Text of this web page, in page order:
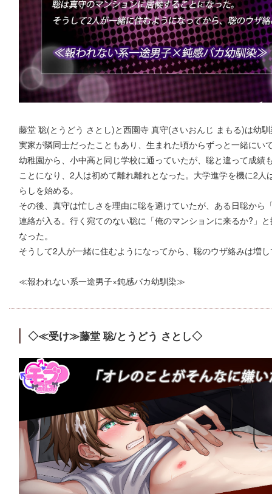
藤堂 聡(とうどう さとし)と西園寺 真守(さいおんじ まもる)は幼
実家が隣同士だったこともあり、生まれた頃からずっと一緒にい
幼稚園から、小中高と同じ学校に通っていたが、聡と違って成績
ことになり、2人は初めて離れ離れとなった。大学進学を機に2
らしを始める。
その後、真守は忙しさを理由に聡を避けていたが、ある日聡か
連絡が入る。行く宛てのない聡に「俺のマンションに来るか?」
なった。
そうして2人が一緒に住むようになってから、聡のウザ絡みは
≪報われない系一途男子×鈍感バカ幼馴染≫
◇≪受け≫藤堂 聡/とうどう さとし◇